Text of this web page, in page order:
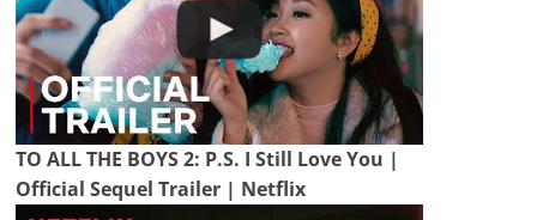
TO ALL THE BOYS 2: P.S. I Still Love You |
Official Sequel Trailer | Netflix